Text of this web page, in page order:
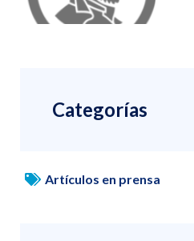
Categorías
Artículos en prensa